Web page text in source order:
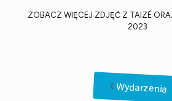
ZOBACZ WIĘCEJ ZDJĘĆ Z TAIZÉ
2023
Wydarzenia